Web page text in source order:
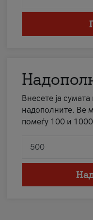
Внесете ја сумата
надополните. Ве
помеѓу 100 и